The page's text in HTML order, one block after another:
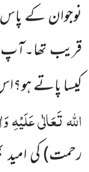
نوجوان کے
قریب تھا۔آپ
کیسا پاتے
اللہ تَعَالٰی
رحمت) کی